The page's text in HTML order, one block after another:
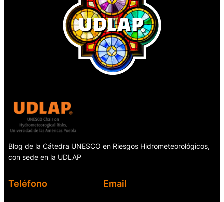
Blog de la Cátedra UNESCO en Riesgos Hidrometeorológicos,
con sede en la UDLAP
Teléfono Email